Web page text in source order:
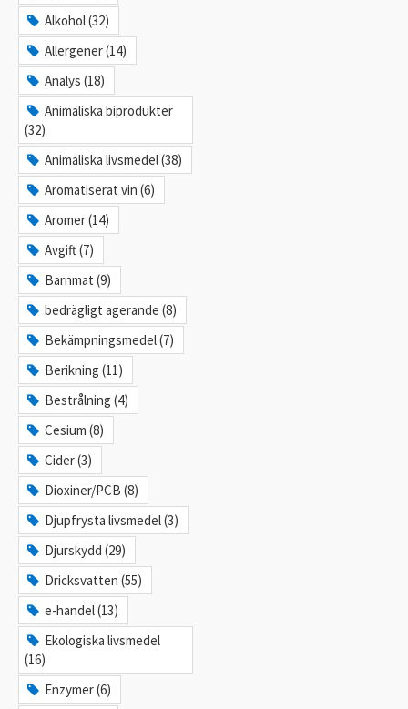
Alkohol (32)
Allergener (14)
Analys (18)
Animaliska biprodukter
(32)
Animaliska livsmedel (38)
Aromatiserat vin (6)
Aromer (14)
Avgift (7)
Barnmat (9)
bedrägligt agerande (8)
Bekämpningsmedel (7)
Berikning (11)
Bestrålning (4)
Cesium (8)
Cider (3)
Dioxiner/PCB (8)
Djupfrysta livsmedel (3)
Djurskydd (29)
Dricksvatten (55)
e-handel (13)
Ekologiska livsmedel
(16)
Enzymer (6)